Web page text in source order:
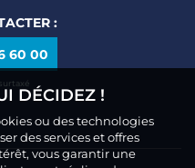
:
60 00
DÉCIDEZ !
ou des technologies
des services et offres
vous garantir une